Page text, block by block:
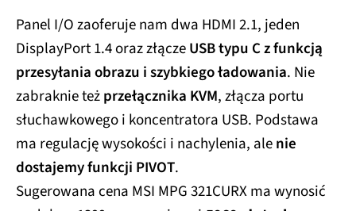
Panel I/O zaoferuje nam dwa HDMI 2.1, jeden
DisplayPort 1.4 oraz złączeUSB typu C z funkcją
przesyłania obrazu i szybkiego ładowania. Nie
zabraknie teżprzełącznika KVM, złącza portu
słuchawkowego i koncentratora USB. Podstawa
ma regulację wysokości i nachylenia, alenie
dostajemy funkcji PIVOT.
Sugerowana cena MSI MPG 321CURX ma wynosić